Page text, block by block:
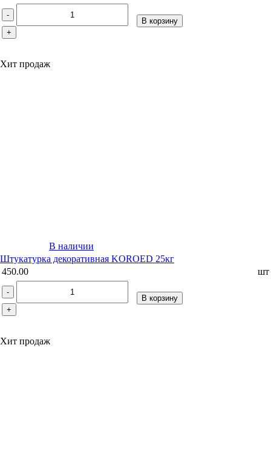
-
+
В корзину
Хит продаж
В наличии
Штукатурка декоративная KOROED 25кг
450.00
шт
-
+
В корзину
Хит продаж